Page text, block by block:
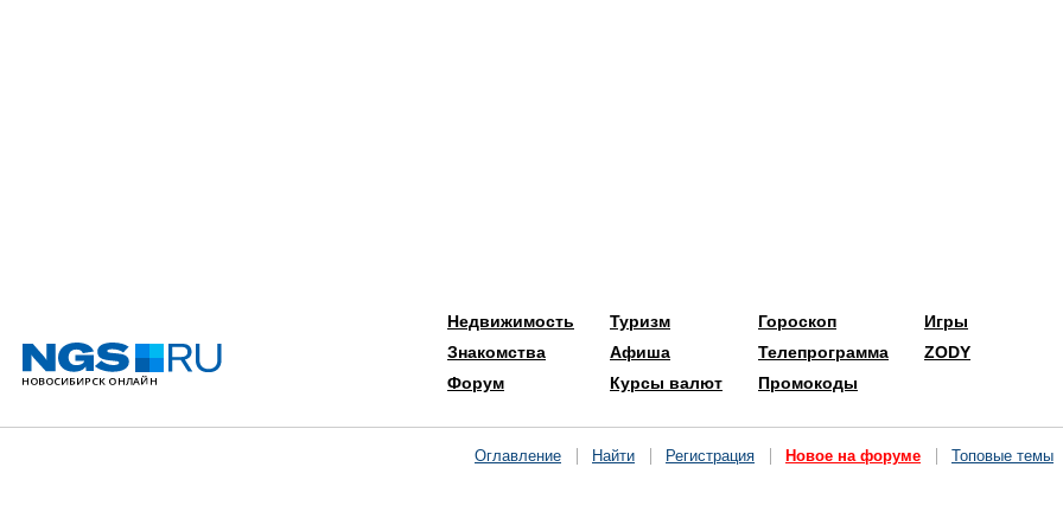
Недвижимость
Знакомства
Форум
Туризм
Афиша
Курсы валют
Гороскоп
Телепрограмма
Промокоды
Игры
ZODY
Оглавление Найти Регистрация Новое на форуме Топовые темы